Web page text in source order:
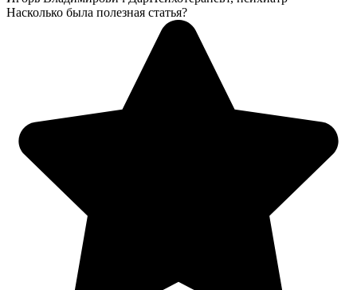
Насколько была полезная статья?